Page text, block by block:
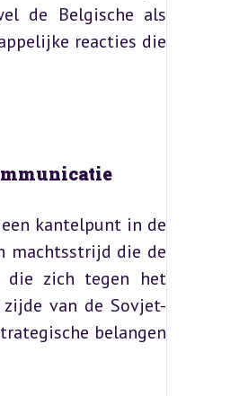
de Belgische als
reacties die
kantelpunt in de
machtsstrijd die de
die zich tegen het
van de Sovjet-
belangen